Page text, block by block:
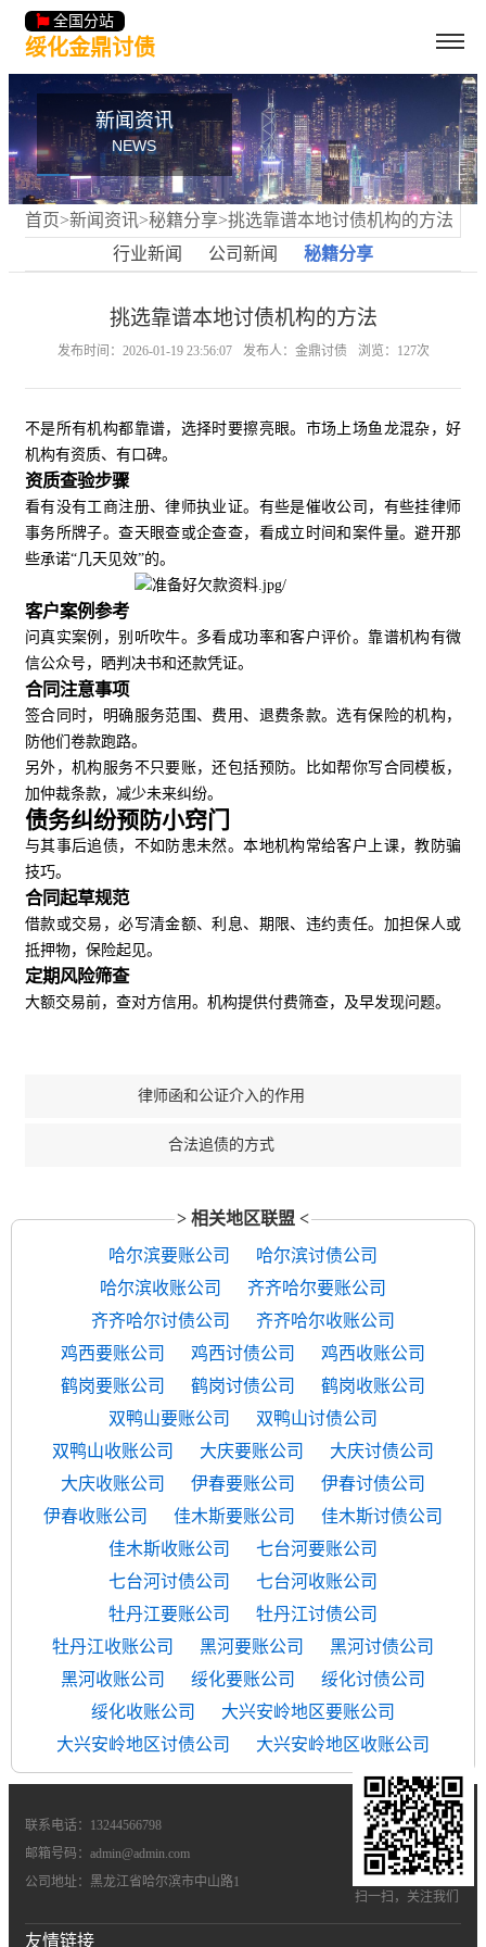
全国分站
绥化金鼎讨债
新闻资讯
NEWS
首页>新闻资讯>秘籍分享>挑选靠谱本地讨债机构的方法
行业新闻
公司新闻 秘籍分享
挑选靠谱本地讨债机构的方法
发布时间：2026-01-19 23:56:07 发布人：金鼎讨债 浏览：127次
不是所有机构都靠谱，选择时要擦亮眼。市场上场鱼龙混杂，好
机构有资质、有口碑。
资质查验步骤
看有没有工商注册、律师执业证。有些是催收公司，有些挂律师
事务所牌子。查天眼查或企查查，看成立时间和案件量。避开那
些承诺“几天见效”的。
客户案例参考
问真实案例，别听吹牛。多看成功率和客户评价。靠谱机构有微
信公众号，晒判决书和还款凭证。
合同注意事项
签合同时，明确服务范围、费用、退费条款。选有保险的机构，
防他们卷款跑路。
另外，机构服务不只要账，还包括预防。比如帮你写合同模板，
加仲裁条款，减少未来纠纷。
债务纠纷预防小窍门
与其事后追债，不如防患未然。本地机构常给客户上课，教防骗
技巧。
合同起草规范
借款或交易，必写清金额、利息、期限、违约责任。加担保人或
抵押物，保险起见。
定期风险筛查
大额交易前，查对方信用。机构提供付费筛查，及早发现问题。
律师函和公证介入的作用
合法追债的方式
> 相关地区联盟 <
哈尔滨要账公司
哈尔滨讨债公司
哈尔滨收账公司
齐齐哈尔要账公司
齐齐哈尔讨债公司
齐齐哈尔收账公司
鸡西要账公司
鸡西讨债公司
鸡西收账公司
鹤岗要账公司
鹤岗讨债公司
鹤岗收账公司
双鸭山要账公司
双鸭山讨债公司
双鸭山收账公司
大庆要账公司
大庆讨债公司
大庆收账公司
伊春要账公司
伊春讨债公司
伊春收账公司
佳木斯要账公司
佳木斯讨债公司
佳木斯收账公司
七台河要账公司
七台河讨债公司
七台河收账公司
牡丹江要账公司
牡丹江讨债公司
牡丹江收账公司
黑河要账公司
黑河讨债公司
黑河收账公司
绥化要账公司
绥化讨债公司
绥化收账公司
大兴安岭地区要账公司
大兴安岭地区讨债公司
大兴安岭地区收账公司
联系电话：13244566798
邮箱号码：admin@admin.com
公司地址：黑龙江省哈尔滨市中山路1
扫一扫，关注我们
友情链接